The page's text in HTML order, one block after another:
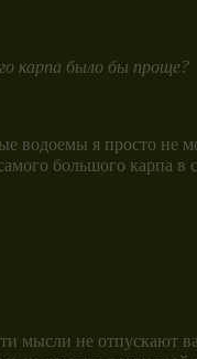
карпа было бы проще?
водоемы я просто не
большого карпа в
мысли не отпускают